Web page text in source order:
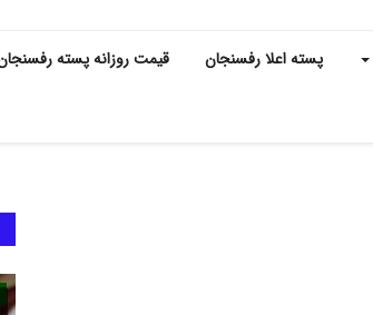
پسته اعلا رفسنجان قیمت روزانه پسته